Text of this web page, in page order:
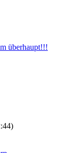
überhaupt!!!